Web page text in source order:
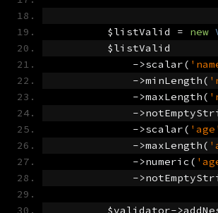
        $listValid
= new
        $listValid
->scalar(
->minLength(
->maxLength(
->
->scalar( 'age'
->maxLength(
->numeric(
->
        $validator
->